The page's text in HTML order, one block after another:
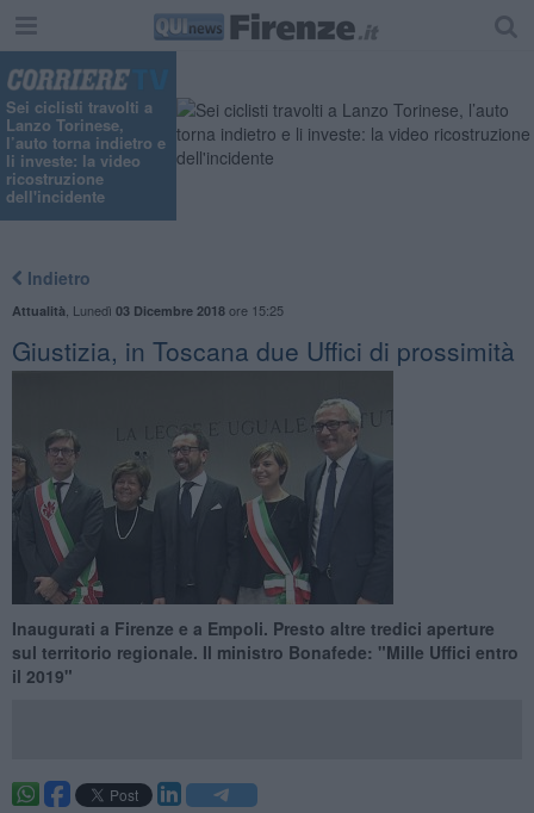
Sei ciclisti travolti a
Lanzo Torinese,
l’auto torna indietro e
li investe: la video
ricostruzione
dell'incidente
Indietro
Attualità Lunedì 03 Dicembre 2018ore 15:25
Giustizia, in Toscana due Uffici di prossimità
Inaugurati a Firenze e a Empoli. Presto altre tredici aperture
sul territorio regionale. Il ministro Bonafede: "Mille Uffici entro
il 2019"